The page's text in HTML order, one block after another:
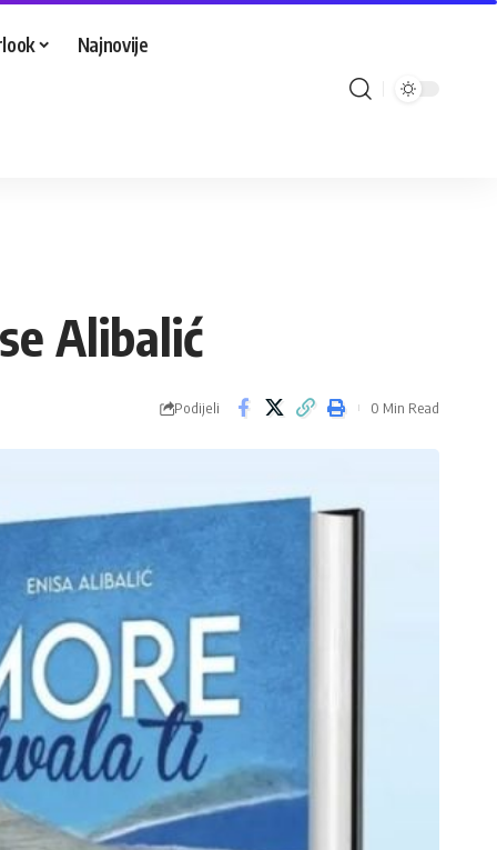
Najnovije
Alibalić
Podijeli 0 Min Read